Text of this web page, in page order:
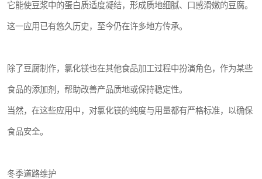
它能使豆浆中的蛋白质适度凝结，形成质地细腻、口感滑嫩的豆腐。
这一应用已有悠久历史，至今仍在许多地方传承。
除了豆腐制作，氯化镁也在其他食品加工过程中扮演角色，作为某些
食品的添加剂，帮助改善产品质地或保持稳定性。
当然，在这些应用中，对氯化镁的纯度与用量都有严格标准，以确保
食品安全。
冬季道路维护